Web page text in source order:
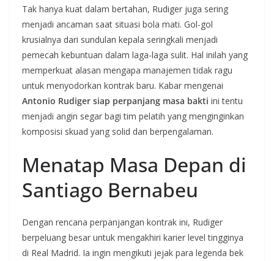
Tak hanya kuat dalam bertahan, Rudiger juga sering
menjadi ancaman saat situasi bola mati. Gol-gol
krusialnya dari sundulan kepala seringkali menjadi
pemecah kebuntuan dalam laga-laga sulit. Hal inilah yang
memperkuat alasan mengapa manajemen tidak ragu
untuk menyodorkan kontrak baru. Kabar mengenai
Antonio Rudiger siap perpanjang masa bakti ini tentu
menjadi angin segar bagi tim pelatih yang menginginkan
komposisi skuad yang solid dan berpengalaman.
Menatap Masa Depan di
Santiago Bernabeu
Dengan rencana perpanjangan kontrak ini, Rudiger
berpeluang besar untuk mengakhiri karier level tingginya
di Real Madrid. Ia ingin mengikuti jejak para legenda bek